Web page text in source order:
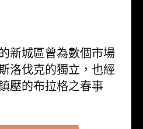
新城區曾為數個市場
洛伐克的獨立，也經
壓的布拉格之春事